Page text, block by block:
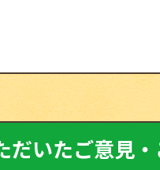
だいたご意見